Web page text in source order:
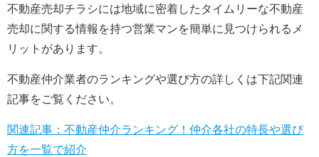
不動産売却チラシには地域に密着したタイムリーな不動産
売却に関する情報を持つ営業マンを簡単に見つけられるメ
リットがあります。
不動産仲介業者のランキングや選び方の詳しくは下記関連
記事をご覧ください。
関連記事：不動産仲介ランキング！仲介各社の特長や選び
方を一覧で紹介